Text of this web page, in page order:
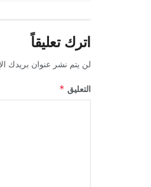
اترك تعليقاً
لن يتم نشر عنوان بريدك
التعليق *